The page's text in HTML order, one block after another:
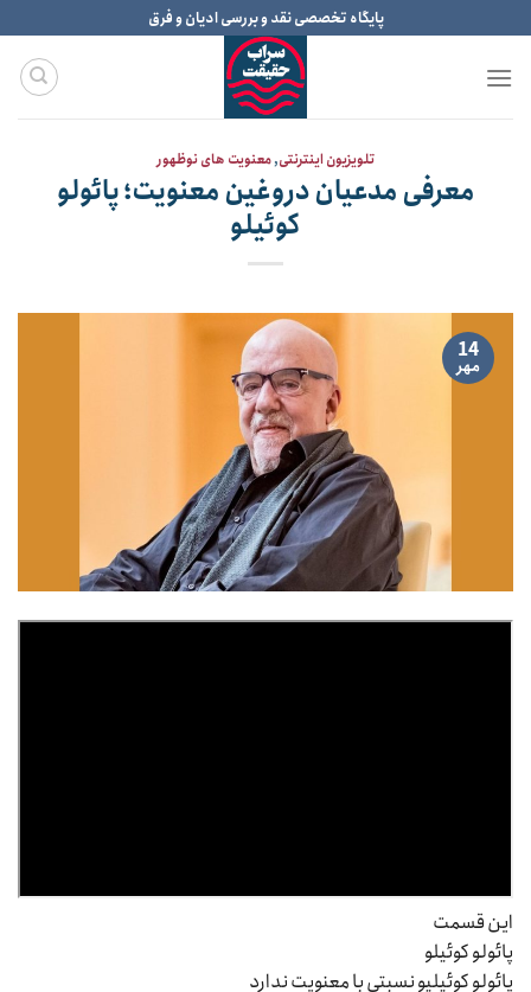
to
content
پایگاه تخصصی نقد و بررسی ادیان و فرق
تلویزیون اینترنتی,معنویت های نوظهور
معرفی مدعیان دروغین معنویت؛ پائولو
کوئیلو
14
مهر
این قسمت
پائولو کوئیلو
پائولو کوئیلیو نسبتی با معنویت ندارد